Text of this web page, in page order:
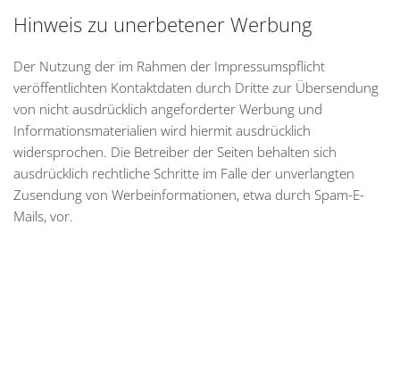
Hinweis zu unerbetener Werbung
Der Nutzung der im Rahmen der Impressumspflicht
veröffentlichten Kontaktdaten durch Dritte zur Übersendung
von nicht ausdrücklich angeforderter Werbung und
Informationsmaterialien wird hiermit ausdrücklich
widersprochen. Die Betreiber der Seiten behalten sich
ausdrücklich rechtliche Schritte im Falle der unverlangten
Zusendung von Werbeinformationen, etwa durch Spam-E-
Mails, vor.